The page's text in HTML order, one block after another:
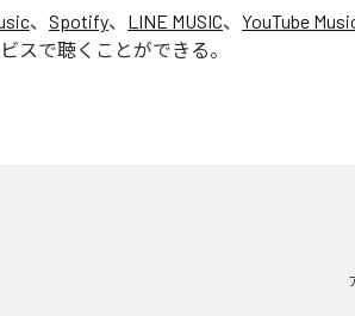
、 Spotify、 LINE MUSIC、 YouTube
スで聴くことができる。